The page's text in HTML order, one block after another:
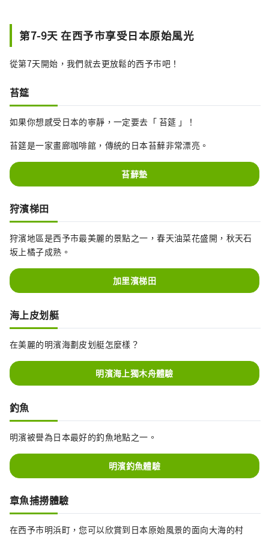
在城下町星羅棋布的歷史建築中，您可
第7-9天 在西予市享受日本原始風光
從第7天開始，我們就去更放鬆的西予市吧！
苔筵
如果你想感受日本的寧靜，一定要去「 苔筵 」！
苔筵是一家畫廊咖啡館，傳統的日本苔蘚非常漂亮。
苔蘚墊
狩濱梯田
狩濱地區是西予市最美麗的景點之一，春天油菜花盛開，秋天石
坂上橘子成熟。
加里濱梯田
海上皮划艇
在美麗的明濱海劃皮划艇怎麼樣？
明濱海上獨木舟體驗
釣魚
明濱被譽為日本最好的釣魚地點之一。
明濱釣魚體驗
章魚捕撈體驗
在西予市明浜町，您可以欣賞到日本原始風景的面向大海的村